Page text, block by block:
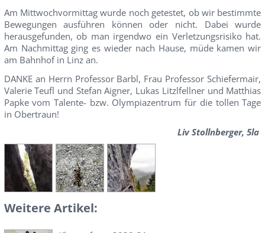
Am Mittwochvormittag wurde noch getestet, ob wir bestimmte
Bewegungen ausführen können oder nicht. Dabei wurde
herausgefunden, ob man irgendwo ein Verletzungsrisiko hat.
Am Nachmittag ging es wieder nach Hause, müde kamen wir
am Bahnhof in Linz an.
DANKE an Herrn Professor Barbl, Frau Professor Schiefermair,
Valerie Teufl und Stefan Aigner, Lukas Litzlfellner und Matthias
Papke vom Talente- bzw. Olympiazentrum für die tollen Tage
in Obertraun!
Liv Stollnberger, 5la
Weitere Artikel: